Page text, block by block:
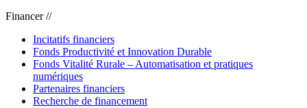
Financer //
Incitatifs financiers
Fonds Productivité et Innovation Durable
Fonds Vitalité Rurale – Automatisation et pratiques
numériques
Partenaires financiers
Recherche de financement